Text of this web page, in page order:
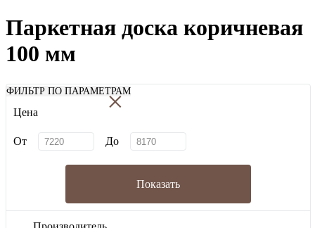
Паркетная доска коричневая
100 мм
ФИЛЬТР ПО ПАРАМЕТРАМ
×
Цена
От До
Показать